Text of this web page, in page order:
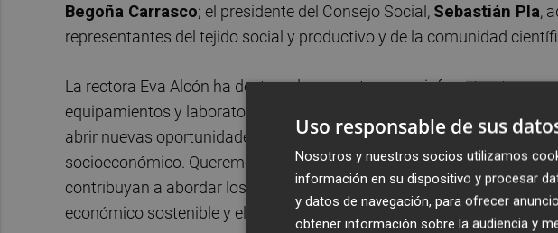
Begoña Carrasco; el presidente del Consejo Social, Sebastián Pla,
representantes del tejido social y productivo y de la comunidad
La rectora Eva Alcón ha destacado que esta nueva infraestructura
equipamientos y laboratorios científicos de excelencia y de altas
abrir nuevas oportunidades de colaboración entre el personal
socioeconómico. Queremos que, de este modo, la investigación y la
contribuyan a abordar los retos que tenemos como sociedad y sean
económico sostenible y el bienestar social».
Uso responsable de sus
Nosotros y nuestros socios utilizamos
información en su dispositivo y procesar
y datos de navegación, para ofrecer
obtener información sobre la audiencia y